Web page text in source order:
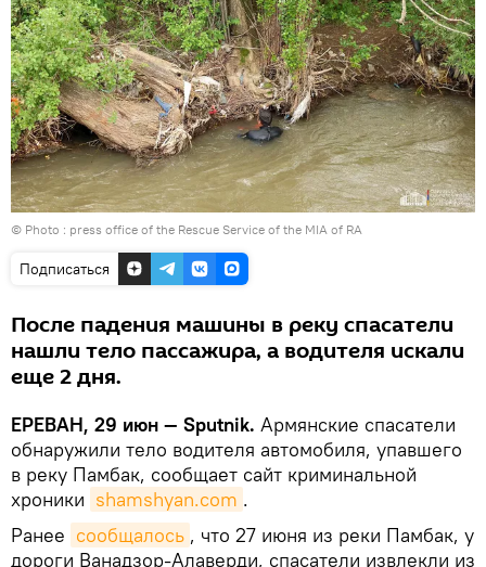
© Photo : press office of the Rescue Service of the MIA of RA
Подписаться
После падения машины в реку спасатели
нашли тело пассажира, а водителя искали
еще 2 дня.
ЕРЕВАН, 29 июн — Sputnik. Армянские спасатели
обнаружили тело водителя автомобиля, упавшего
в реку Памбак, сообщает сайт криминальной
хроники shamshyan.com .
Ранее сообщалось , что 27 июня из реки Памбак, у
дороги Ванадзор-Алаверди, спасатели извлекли из